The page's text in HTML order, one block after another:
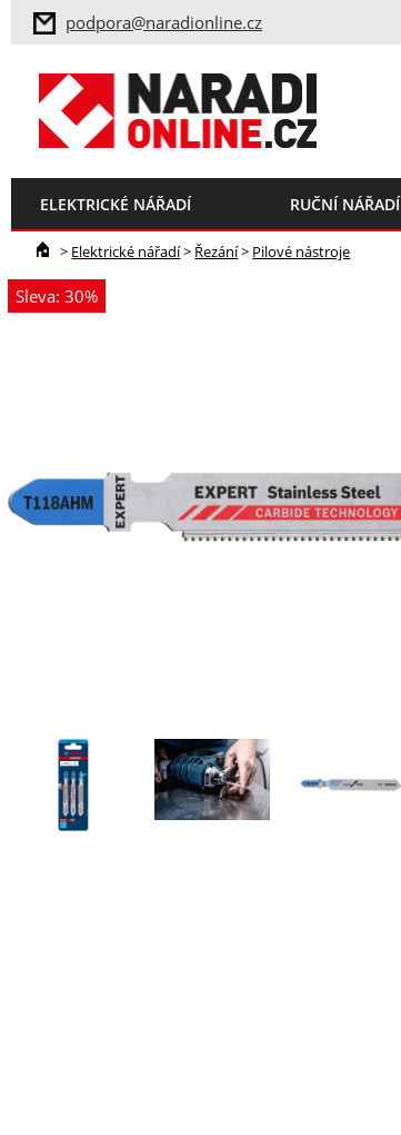
podpora@naradionline.cz
ELEKTRICKÉ NÁŘADÍ RUČNÍ NÁŘADÍ
> Elektrické nářadí> Řezání> Pilové nástroje
Sleva: 30%